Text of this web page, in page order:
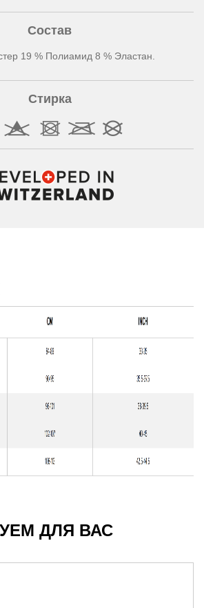
Состав
19 % Полиамид 8 % Эластан.
Стирка
ДЛЯ ВАС